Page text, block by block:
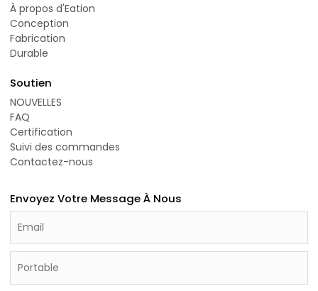
À propos d'Eation
Conception
Fabrication
Durable
Soutien
NOUVELLES
FAQ
Certification
Suivi des commandes
Contactez-nous
Envoyez Votre Message À Nous